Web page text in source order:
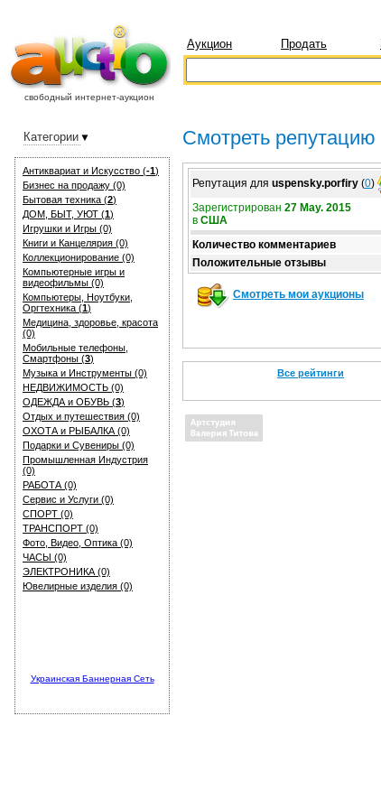
свободный интернет-аукцион
Аукцион Продать
Антиквариат и Искуcство (-1)
Бизнес на продажу (0)
Бытовая техника (2)
ДОМ, БЫТ, УЮТ (1)
Игрушки и Игры (0)
Книги и Канцелярия (0)
Коллекционирование (0)
Компьютерные игры и
видеофильмы (0)
Компьютеры, Ноутбуки,
Оргтехника (1)
Медицина, здоровье, красота
(0)
Мобильные телефоны,
Смартфоны (3)
Музыка и Инструменты (0)
НЕДВИЖИМОСТЬ (0)
ОДЕЖДА и ОБУВЬ (3)
Отдых и путешествия (0)
ОХОТА и РЫБАЛКА (0)
Подарки и Сувениры (0)
Промышленная Индустрия
(0)
РАБОТА (0)
Сервис и Услуги (0)
СПОРТ (0)
ТРАНСПОРТ (0)
Фото, Видео, Оптика (0)
ЧАСЫ (0)
ЭЛЕКТРОНИКА (0)
Ювелирные изделия (0)
Украинская Баннерная Сеть
Категории Смотреть репутацию
Репутация для uspensky.porfiry (0)
Зарегистрирован 27 May. 2015
в США
Количество комментариев
Положительные отзывы
Смотреть мои аукционы
Все рейтинги